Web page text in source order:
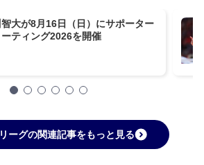
大が8月16日（日）にサポーター
ーティング2026を開催
ーグの関連記事をもっと見る